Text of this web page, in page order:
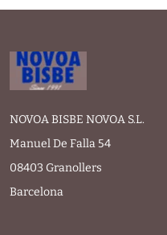
NOVOA BISBE NOVOA S.L.
Manuel De Falla 54
08403 Granollers
Barcelona